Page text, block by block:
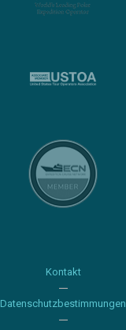
Kontakt
Datenschutzbestimmungen